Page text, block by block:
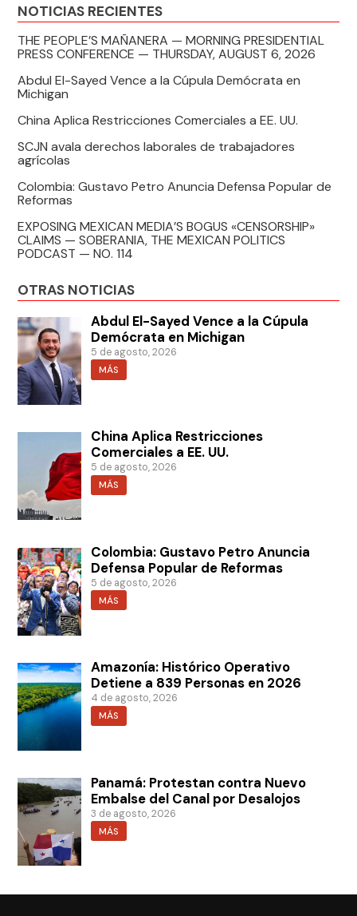
NOTICIAS RECIENTES
THE PEOPLE’S MAÑANERA — MORNING PRESIDENTIAL
PRESS CONFERENCE — THURSDAY, AUGUST 6, 2026
Abdul El-Sayed Vence a la Cúpula Demócrata en
Michigan
China Aplica Restricciones Comerciales a EE. UU.
SCJN avala derechos laborales de trabajadores
agrícolas
Colombia: Gustavo Petro Anuncia Defensa Popular de
Reformas
EXPOSING MEXICAN MEDIA’S BOGUS «CENSORSHIP»
CLAIMS — SOBERANIA, THE MEXICAN POLITICS
PODCAST — NO. 114
OTRAS NOTICIAS
Abdul El-Sayed Vence a la Cúpula
Demócrata en Michigan
5 de agosto, 2026
MÁS
China Aplica Restricciones
Comerciales a EE. UU.
5 de agosto, 2026
MÁS
Colombia: Gustavo Petro Anuncia
Defensa Popular de Reformas
5 de agosto, 2026
MÁS
Amazonía: Histórico Operativo
Detiene a 839 Personas en 2026
4 de agosto, 2026
MÁS
Panamá: Protestan contra Nuevo
Embalse del Canal por Desalojos
3 de agosto, 2026
MÁS